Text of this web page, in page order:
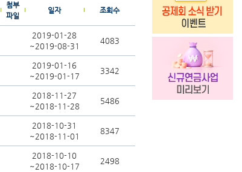
첨부
파일
일자 조회수
2019-01-28
~2019-08-31
4083
2019-01-16
~2019-01-17
3342
2018-11-27
~2018-11-28
5486
2018-10-31
~2018-11-01
8347
2018-10-10
~2018-10-17
2498